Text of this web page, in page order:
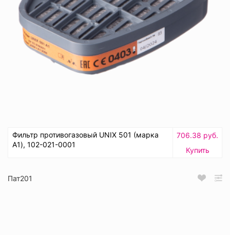
Фильтр противогазовый UNIX 501 (марка
А1), 102-021-0001
706.38 руб.
Купить
Пат201